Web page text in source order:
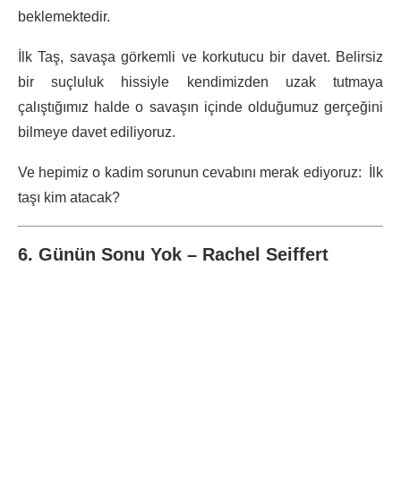
beklemektedir.
İlk Taş, savaşa görkemli ve korkutucu bir davet. Belirsiz
bir suçluluk hissiyle kendimizden uzak tutmaya
çalıştığımız halde o savaşın içinde olduğumuz gerçeğini
bilmeye davet ediliyoruz.
Ve hepimiz o kadim sorunun cevabını merak ediyoruz: İlk
taşı kim atacak?
6. Günün Sonu Yok – Rachel Seiffert